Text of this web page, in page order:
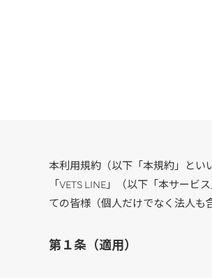
本利用規約（以下「本規約」とい
「VETS LINE」（以下「本サー
ての皆様（個人だけでなく法人も
第１条（適用）